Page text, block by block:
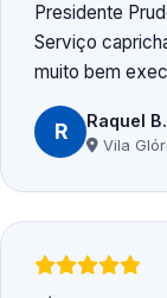
Presidente
Serviço
muito bem
R Raquel B.
Vila